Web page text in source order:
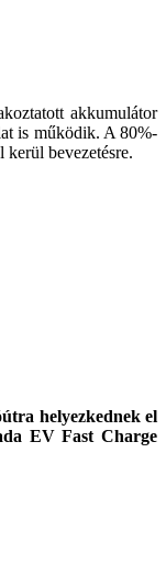
akkumulátor
is működik. A 80%-
kerül bevezetésre.
helyezkednek el
EV Fast Charge